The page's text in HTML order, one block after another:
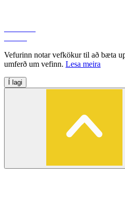
Vefurinn notar vefkökur til að bæta
umferð um vefinn. Lesa meira
Í lagi